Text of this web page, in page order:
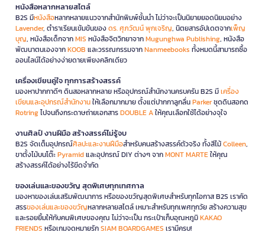
หนังสือหลากหลายสไตล์
B2S มีหนังสือหลากหลายแนวจากสำนักพิมพ์ชั้นนำ ไม่ว่าจะเป็นนิยายยอดนิยมอย่าง
Lavender, ตำราเรียนเข้มข้นของดร. ศุภวัฒน์ พุกเจริญ, นิตยสารอัปเดตจากเพ็ญ
บุญ, หนังสือเด็กจากMIS หนังสือจิตวิทยาจากMugunghwa Publishing, หนังสือ
พัฒนาตนเองจากKOOB และวรรณกรรมจากNanmeebooks ทั้งหมดนี้สามารถซื้อ
ออนไลน์ได้อย่างง่ายดายเพียงคลิกเดียว
เครื่องเขียนคู่ใจ ทุกการสร้างสรรค์
มองหาปากกาดีๆ ดินสอหลากหลาย หรืออุปกรณ์สำนักงานครบครัน B2S มีเครื่อง
เขียนและอุปกรณ์สำนักงานให้เลือกมากมาย ตั้งแต่ปากกาลูกลื่นParkerชุดดินสอกด
Rotringไปจนถึงกระดาษถ่ายเอกสารDOUBLE Aให้คุณเลือกใช้ได้อย่างจุใจ
งานศิลป์ งานฝีมือ สร้างสรรค์ไม่รู้จบ
B2S จัดเต็มอุปกรณ์ศิลปะและงานฝีมือสำหรับคนสร้างสรรค์ตัวจริง ทั้งสีไม้Colleen,
ขาตั้งไม้บนโต๊ะPyramidและอุปกรณ์ DIY ต่างๆ จากMONT MARTEให้คุณ
สร้างสรรค์ได้อย่างไร้ขีดจำกัด
ของเล่นและของขวัญ สุดพิเศษทุกเทศกาล
มองหาของเล่นเสริมพัฒนาการ หรือของขวัญสุดพิเศษสำหรับทุกโอกาส B2S เราคัด
สรรของเล่นและของขวัญหลากหลายสไตล์ เหมาะสำหรับทุกเพศทุกวัย สร้างความสุข
และรอยยิ้มให้กับคนพิเศษของคุณ ไม่ว่าจะเป็น กระเป๋าเก็บอุณหภูมิKAKAO
FRIENDS หรือเกมจดหมายรักSIAM BOARDGAMES เรามีครบ!